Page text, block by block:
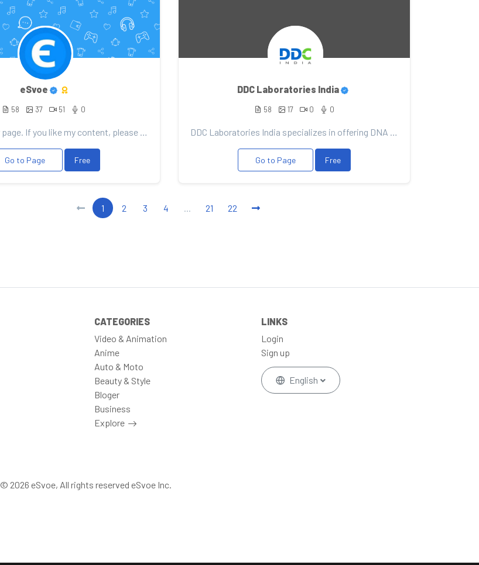
eSvoe
58 37 51 0
Welcome to my page. If you like my content, please consider support. Any donation will be well recei...
Go to Page Free
DDC Laboratories India
58 17 0 0
DDC Laboratories India specializes in offering DNA Tests for Immigration purposes. Call: +91 8010177...
Go to Page Free
1 2 3 4 ... 21 22
CATEGORIES
Video & Animation
Anime
Auto & Moto
Beauty & Style
Bloger
Business
Explore
LINKS
Login
Sign up
English
© 2026 eSvoe, All rights reserved eSvoe Inc.